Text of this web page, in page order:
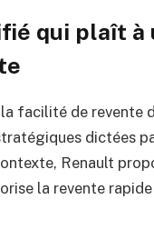
qui plaît à
facilité de revente
dictées
Renault
la revente